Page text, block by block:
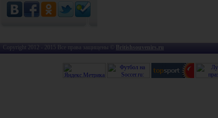
Copyright 2012 - 2015 Все права защищены © Britishsouvenirs.ru